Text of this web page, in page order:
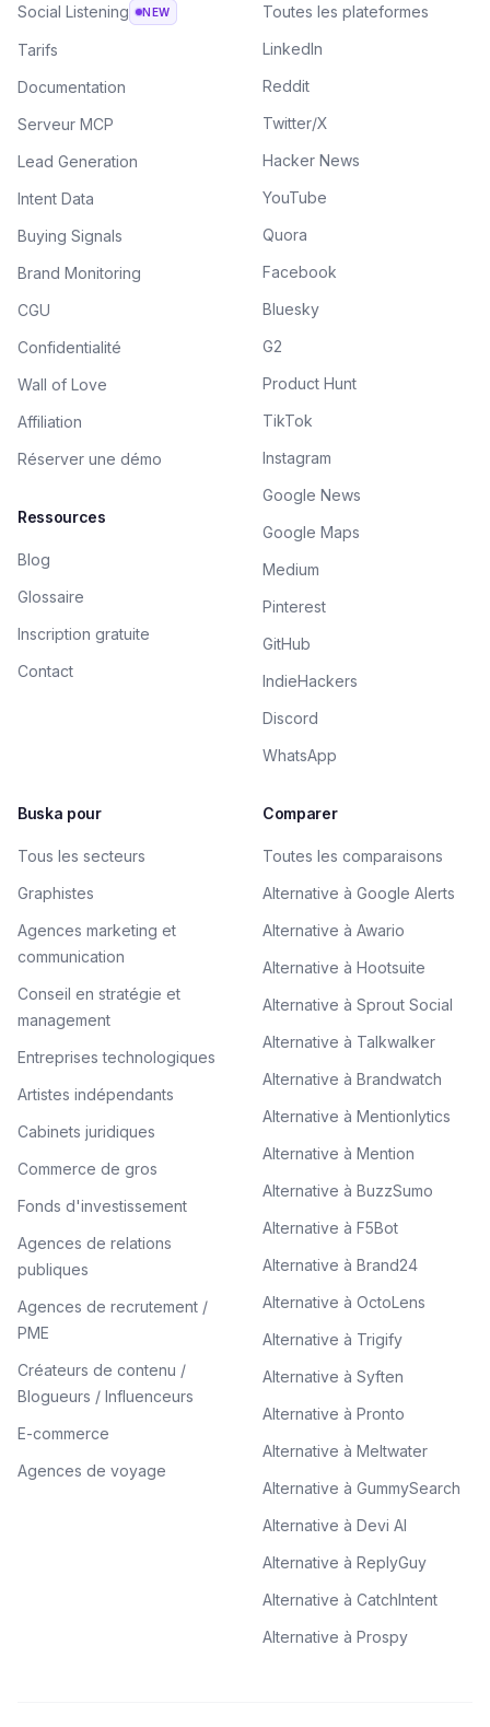
Social Listening NEW
Tarifs
Documentation
Serveur MCP
Lead Generation
Intent Data
Buying Signals
Brand Monitoring
CGU
Confidentialité
Wall of Love
Affiliation
Réserver une démo
Ressources
Blog
Glossaire
Inscription gratuite
Contact
Toutes les plateformes
LinkedIn
Reddit
Twitter/X
Hacker News
YouTube
Quora
Facebook
Bluesky
G2
Product Hunt
TikTok
Instagram
Google News
Google Maps
Medium
Pinterest
GitHub
IndieHackers
Discord
WhatsApp
Buska pour
Tous les secteurs
Graphistes
Agences marketing et
communication
Conseil en stratégie et
management
Entreprises technologiques
Artistes indépendants
Cabinets juridiques
Commerce de gros
Fonds d'investissement
Agences de relations
publiques
Agences de recrutement /
PME
Créateurs de contenu /
Blogueurs / Influenceurs
E-commerce
Agences de voyage
Comparer
Toutes les comparaisons
Alternative à Google Alerts
Alternative à Awario
Alternative à Hootsuite
Alternative à Sprout Social
Alternative à Talkwalker
Alternative à Brandwatch
Alternative à Mentionlytics
Alternative à Mention
Alternative à BuzzSumo
Alternative à F5Bot
Alternative à Brand24
Alternative à OctoLens
Alternative à Trigify
Alternative à Syften
Alternative à Pronto
Alternative à Meltwater
Alternative à GummySearch
Alternative à Devi AI
Alternative à ReplyGuy
Alternative à CatchIntent
Alternative à Prospy